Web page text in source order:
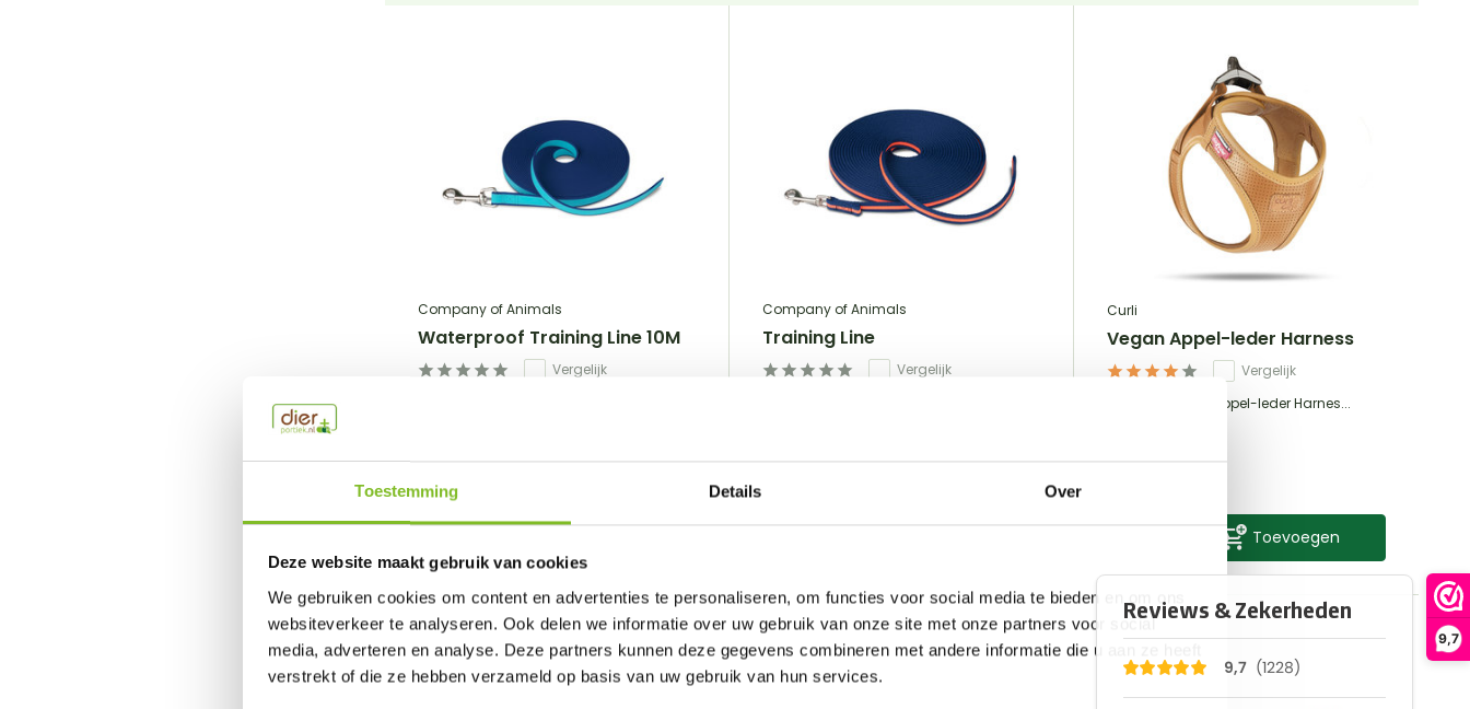
Toestemming Details Over
Deze website maakt gebruik van cookies
We gebruiken cookies om content en advertenties te personaliseren, om functies voor social media te bieden en om ons
websiteverkeer te analyseren. Ook delen we informatie over uw gebruik van onze site met onze partners voor social
media, adverteren en analyse. Deze partners kunnen deze gegevens combineren met andere informatie die u aan ze heeft
verstrekt of die ze hebben verzameld op basis van uw gebruik van hun services.
9,7
Company of Animals
Waterproof Training Line 10M
Vergelijk
Company of Animals
Training Line
Vergelijk
Curli
Vegan Appel-leder Harness
Vergelijk
Het Curli Vegan Appel-leder Harnes...
Toevoegen